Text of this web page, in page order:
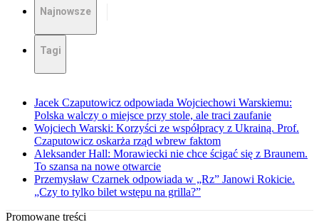
Najnowsze
Tagi
Jacek Czaputowicz odpowiada Wojciechowi Warskiemu:
Polska walczy o miejsce przy stole, ale traci zaufanie
Wojciech Warski: Korzyści ze współpracy z Ukrainą. Prof.
Czaputowicz oskarża rząd wbrew faktom
Aleksander Hall: Morawiecki nie chce ścigać się z Braunem.
To szansa na nowe otwarcie
Przemysław Czarnek odpowiada w „Rz” Janowi Rokicie.
„Czy to tylko bilet wstępu na grilla?”
Promowane treści